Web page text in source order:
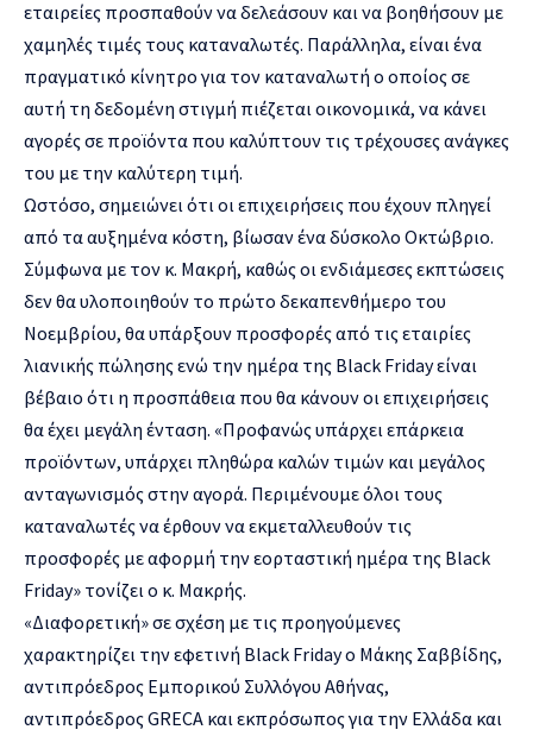
εταιρείες προσπαθούν να δελεάσουν και να βοηθήσουν με
χαμηλές τιμές τους καταναλωτές. Παράλληλα, είναι ένα
πραγματικό κίνητρο για τον καταναλωτή ο οποίος σε
αυτή τη δεδομένη στιγμή πιέζεται οικονομικά, να κάνει
αγορές σε προϊόντα που καλύπτουν τις τρέχουσες ανάγκες
του με την καλύτερη τιμή.
Ωστόσο, σημειώνει ότι οι επιχειρήσεις που έχουν πληγεί
από τα αυξημένα κόστη, βίωσαν ένα δύσκολο Οκτώβριο.
Σύμφωνα με τον κ. Μακρή, καθώς οι ενδιάμεσες εκπτώσεις
δεν θα υλοποιηθούν το πρώτο δεκαπενθήμερο του
Νοεμβρίου, θα υπάρξουν προσφορές από τις εταιρίες
λιανικής πώλησης ενώ την ημέρα της Black Friday είναι
βέβαιο ότι η προσπάθεια που θα κάνουν οι επιχειρήσεις
θα έχει μεγάλη ένταση. «Προφανώς υπάρχει επάρκεια
προϊόντων, υπάρχει πληθώρα καλών τιμών και μεγάλος
ανταγωνισμός στην αγορά. Περιμένουμε όλοι τους
καταναλωτές να έρθουν να εκμεταλλευθούν τις
προσφορές με αφορμή την εορταστική ημέρα της Black
Friday» τονίζει ο κ. Μακρής.
«Διαφορετική» σε σχέση με τις προηγούμενες
χαρακτηρίζει την εφετινή Black Friday ο Μάκης Σαββίδης,
αντιπρόεδρος Εμπορικού Συλλόγου Αθήνας,
αντιπρόεδρος GRECA και εκπρόσωπος για την Ελλάδα και